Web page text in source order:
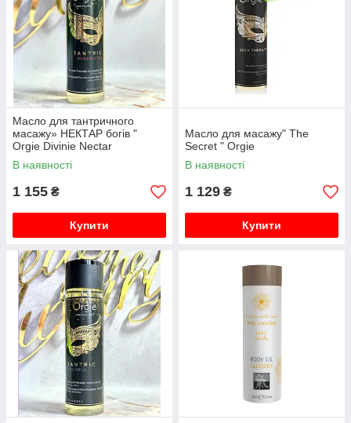
Масло для тантричного
масажу» НЕКТАР богів "
Orgie Divinie Nectar
В наявності
1 155 ₴
Купити
Масло для масажу" The
Secret " Orgie
В наявності
1 129 ₴
Купити